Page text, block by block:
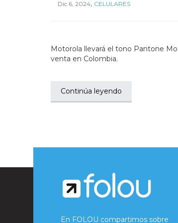
Dic 6, 2024, CELULARES
Motorola llevará el tono Pantone
venta en Colombia.
Continúa leyendo
En FOLOU compartimos sobre